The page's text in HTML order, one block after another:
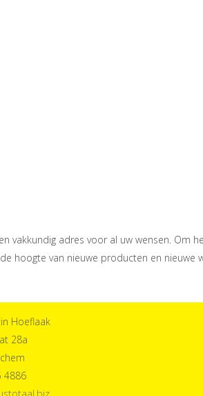
vakkundig adres voor al uw wensen. Om
hoogte van nieuwe producten en nieuwe
Hoeflaak
28a
4886